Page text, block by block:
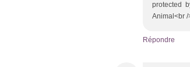
protected
Animal<br
Répondre